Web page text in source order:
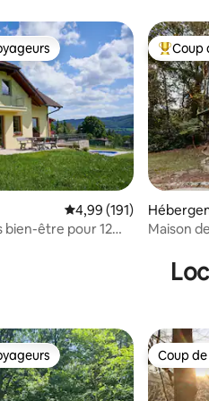
les plus appréciés
Évaluation moyenne
4,99 (191)
bien-être pour 12
Coups
Coup
Maison
les plus appréciés Coup
Coup